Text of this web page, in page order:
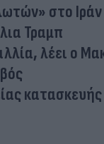
στο Ιράν
Τραμπ
λέει ο
κατασκευής